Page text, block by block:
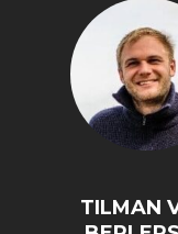
TILMAN